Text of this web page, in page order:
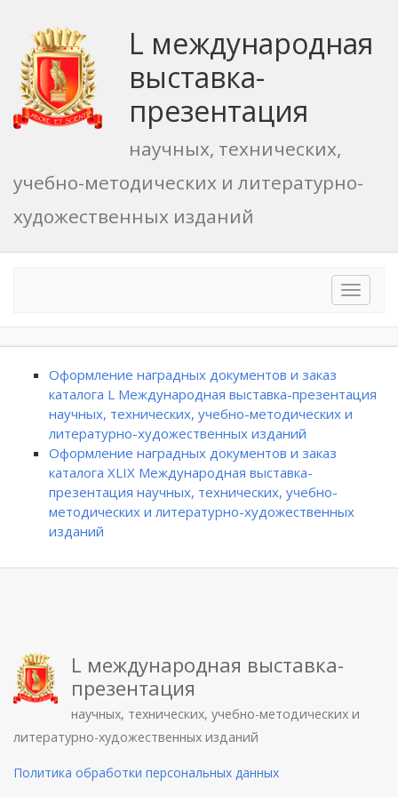
L международная
выставка-
презентация
научных, технических,
учебно-методических и литературно-
художественных изданий
Toggle
Оформление наградных документов и заказ
каталога L Международная выставка-презентация
научных, технических, учебно-методических и
литературно-художественных изданий
Оформление наградных документов и заказ
каталога XLIX Международная выставка-
презентация научных, технических, учебно-
методических и литературно-художественных
изданий
L международная выставка-
презентация
научных, технических, учебно-методических и
литературно-художественных изданий
Политика обработки персональных данных